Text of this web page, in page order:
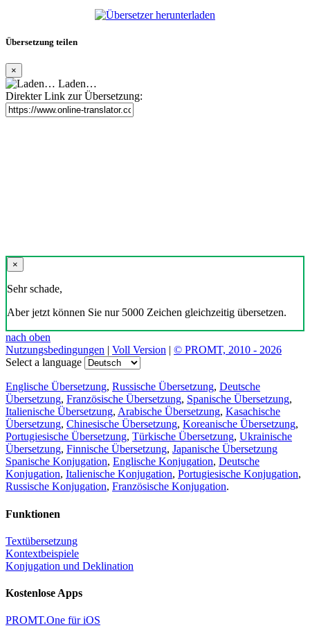
Übersetzung teilen
×
Laden…
Direkter Link zur Übersetzung:
×
Sehr schade,
Aber jetzt können Sie nur 5000 Zeichen gleichzeitig übersetzen.
nach oben
Nutzungsbedingungen | Voll Version | © PROMT, 2010 - 2026
Select a language
Englische Übersetzung, Russische Übersetzung, Deutsche
Übersetzung, Französische Übersetzung, Spanische Übersetzung,
Italienische Übersetzung, Arabische Übersetzung, Kasachische
Übersetzung, Chinesische Übersetzung, Koreanische Übersetzung,
Portugiesische Übersetzung, Türkische Übersetzung, Ukrainische
Übersetzung, Finnische Übersetzung, Japanische Übersetzung
Spanische Konjugation, Englische Konjugation, Deutsche
Konjugation, Italienische Konjugation, Portugiesische Konjugation,
Russische Konjugation, Französische Konjugation.
Funktionen
Textübersetzung
Kontextbeispiele
Konjugation und Deklination
Kostenlose Apps
PROMT.One für iOS